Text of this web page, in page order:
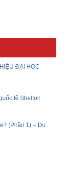
ĐẠI HỌC
tế Shelton
(Phần 1) – Du